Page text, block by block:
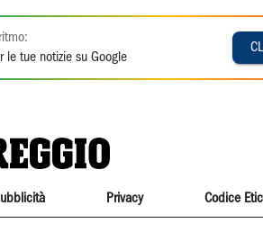
le tue notizie su Google
Privacy Codice